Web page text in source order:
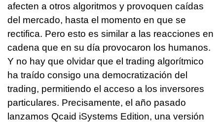
afecten a otros algoritmos y provoquen caídas
del mercado, hasta el momento en que se
rectifica. Pero esto es similar a las reacciones en
cadena que en su día provocaron los humanos.
Y no hay que olvidar que el trading algorítmico
ha traído consigo una democratización del
trading, permitiendo el acceso a los inversores
particulares. Precisamente, el año pasado
lanzamos Qcaid iSystems Edition, una versión